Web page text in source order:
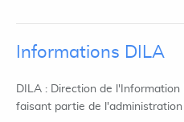
Informations DILA
DILA : Direction de
faisant partie de